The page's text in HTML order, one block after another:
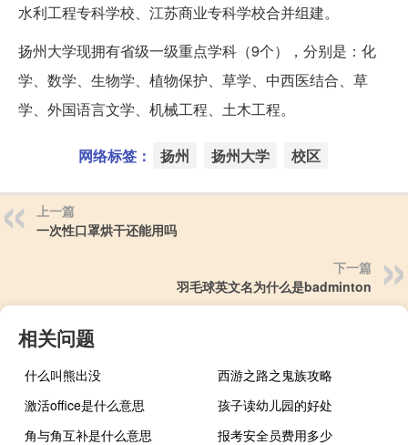
水利工程专科学校、江苏商业专科学校合并组建。
扬州大学现拥有省级一级重点学科（9个），分别是：化
学、数学、生物学、植物保护、草学、中西医结合、草
学、外国语言文学、机械工程、土木工程。
网络标签： 扬州 扬州大学 校区
上一篇
一次性口罩烘干还能用吗
下一篇
羽毛球英文名为什么是badminton
相关问题
什么叫熊出没
西游之路之鬼族攻略
激活office是什么意思
孩子读幼儿园的好处
角与角互补是什么意思
报考安全员费用多少